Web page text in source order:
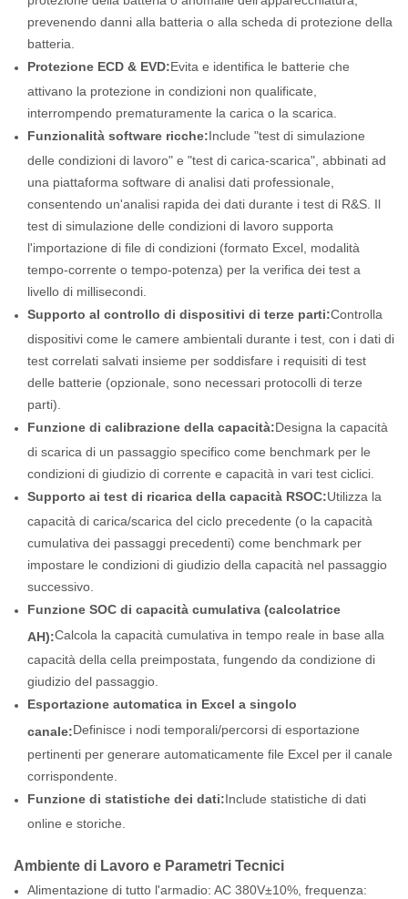
prevenendo danni alla batteria o alla scheda di protezione della
batteria.
Protezione ECD & EVD:Evita e identifica le batterie che
attivano la protezione in condizioni non qualificate,
interrompendo prematuramente la carica o la scarica.
Funzionalità software ricche:Include "test di simulazione
delle condizioni di lavoro" e "test di carica-scarica", abbinati ad
una piattaforma software di analisi dati professionale,
consentendo un'analisi rapida dei dati durante i test di R&S. Il
test di simulazione delle condizioni di lavoro supporta
l'importazione di file di condizioni (formato Excel, modalità
tempo-corrente o tempo-potenza) per la verifica dei test a
livello di millisecondi.
Supporto al controllo di dispositivi di terze parti:Controlla
dispositivi come le camere ambientali durante i test, con i dati di
test correlati salvati insieme per soddisfare i requisiti di test
delle batterie (opzionale, sono necessari protocolli di terze
parti).
Funzione di calibrazione della capacità:Designa la capacità
di scarica di un passaggio specifico come benchmark per le
condizioni di giudizio di corrente e capacità in vari test ciclici.
Supporto ai test di ricarica della capacità RSOC:Utilizza la
capacità di carica/scarica del ciclo precedente (o la capacità
cumulativa dei passaggi precedenti) come benchmark per
impostare le condizioni di giudizio della capacità nel passaggio
successivo.
Funzione SOC di capacità cumulativa (calcolatrice
AH):Calcola la capacità cumulativa in tempo reale in base alla
capacità della cella preimpostata, fungendo da condizione di
giudizio del passaggio.
Esportazione automatica in Excel a singolo
canale:Definisce i nodi temporali/percorsi di esportazione
pertinenti per generare automaticamente file Excel per il canale
corrispondente.
Funzione di statistiche dei dati:Include statistiche di dati
online e storiche.
Ambiente di Lavoro e Parametri Tecnici
Alimentazione di tutto l'armadio: AC 380V±10%, frequenza: